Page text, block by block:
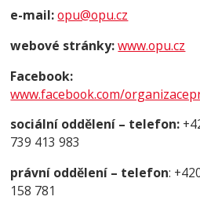
e-mail: opu@opu.cz
webové stránky: www.opu.cz
Facebook:
www.facebook.com/
sociální oddělení – telefon:
739 413 983
právní oddělení – telefon:
158 781